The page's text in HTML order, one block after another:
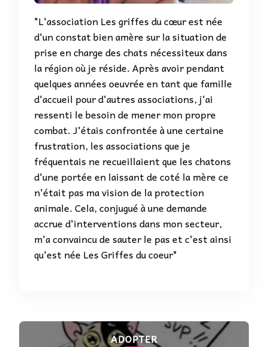
"L'association Les griffes du cœur est née
d'un constat bien amère sur la situation de
prise en charge des chats nécessiteux dans
la région où je réside. Après avoir pendant
quelques années oeuvrée en tant que famille
d'accueil pour d'autres associations, j'ai
ressenti le besoin de mener mon propre
combat. J'étais confrontée à une certaine
frustration, les associations que je
fréquentais ne recueillaient que les chatons
d'une portée en laissant de coté la mère ce
n'était pas ma vision de la protection
animale. Cela, conjugué à une demande
accrue d'interventions dans mon secteur,
m'a convaincu de sauter le pas et c'est ainsi
qu'est née Les Griffes du coeur"
ADOPTER